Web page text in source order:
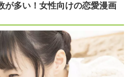
が多い！女性向けの恋愛漫画